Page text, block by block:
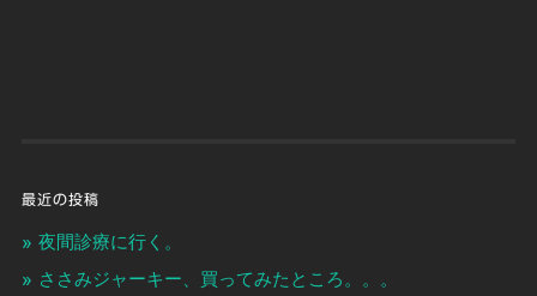
最近の投稿
夜間診療に行く。
ささみジャーキー、買ってみたところ。。。